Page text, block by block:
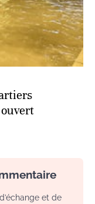
et de